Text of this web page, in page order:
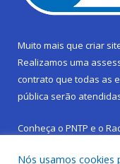
Muito mais que criar
Realizamos uma
contrato que todas as
pública serão
Conheça o PNTP e o
Nós usamos cookies